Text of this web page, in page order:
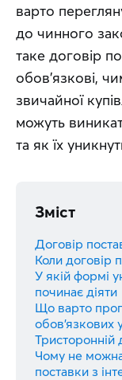
варто
до чинного
таке договір
обов'язкові,
звичайної
можуть
та як їх
Зміст
Договір
Коли договір
У якій формі
починає діяти
Що варто
обов’язкових
Тристоронній
Чому не
поставки з